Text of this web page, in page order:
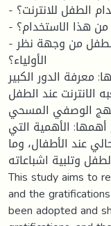
- ماهي دوافع استخدام الطفل للانترنت؟
- ماهي الاشباعات المحققة من هذا الاستخدام؟
- ما هو تأثير استخدام الانترنت على الطفل من وجهة نظر
الأولياء؟
معرفة الدور الكبير
الانترنت عند الطفل.
الوصفي المسحي.
الأهمية التي
عند الأطفال، وما
وتلبية اشباعاته
This study aims to
and the
been adopted and